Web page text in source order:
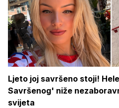
Ljeto joj savršeno stoji!
Savršenog' niže
svijeta